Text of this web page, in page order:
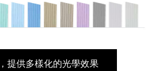
提供多樣化的光學效果